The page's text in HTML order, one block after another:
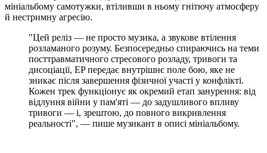
мініальбому самотужки, втіливши в ньому гнітючу атмосферу
й нестримну агресію.
"Цей реліз — не просто музика, а звукове втілення
розламаного розуму. Безпосередньо спираючись на теми
посттравматичного стресового розладу, тривоги та
дисоціації, EP передає внутрішнє поле бою, яке не
зникає після завершення фізичної участі у конфлікті.
Кожен трек функціонує як окремий етап занурення: від
відлуння війни у пам'яті — до задушливого впливу
тривоги — і, зрештою, до повного викривлення
реальності", — пише музикант в описі мініальбому.